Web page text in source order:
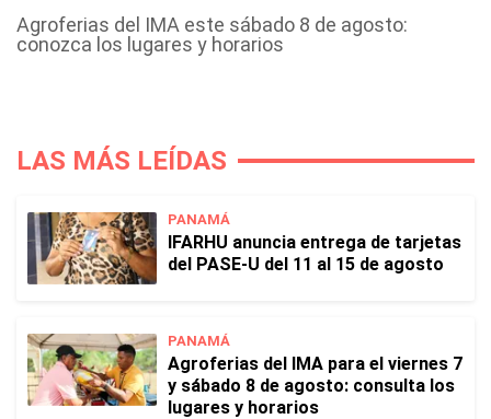
Agroferias del IMA este sábado 8 de agosto:
conozca los lugares y horarios
LAS MÁS LEÍDAS
PANAMÁ
IFARHU anuncia entrega de tarjetas
del PASE-U del 11 al 15 de agosto
PANAMÁ
Agroferias del IMA para el viernes 7
y sábado 8 de agosto: consulta los
lugares y horarios